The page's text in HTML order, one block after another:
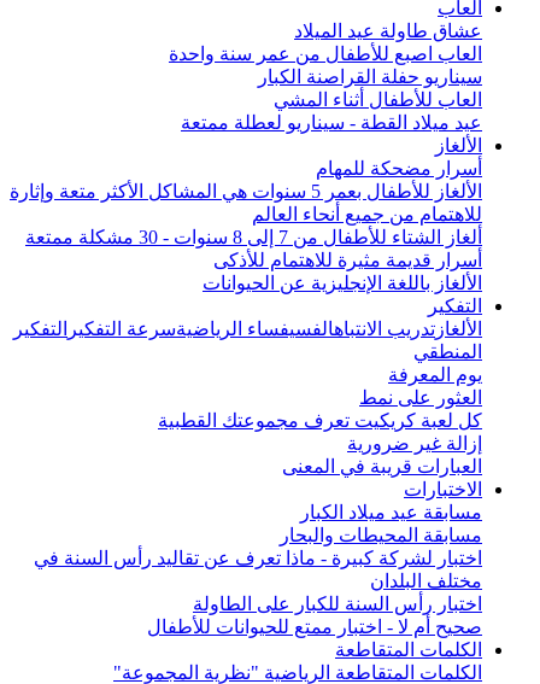
ألعاب
عشاق طاولة عيد الميلاد
العاب اصبع للأطفال من عمر سنة واحدة
سيناريو حفلة القراصنة الكبار
العاب للأطفال أثناء المشي
عيد ميلاد القطة - سيناريو لعطلة ممتعة
الألغاز
أسرار مضحكة للمهام
الألغاز للأطفال بعمر 5 سنوات هي المشاكل الأكثر متعة وإثارة
للاهتمام من جميع أنحاء العالم
ألغاز الشتاء للأطفال من 7 إلى 8 سنوات - 30 مشكلة ممتعة
أسرار قديمة مثيرة للاهتمام للأذكى
الألغاز باللغة الإنجليزية عن الحيوانات
التفكير
الألغاز تدريب الانتباهالفسيفساء الرياضيةسرعة التفكير التفكير
المنطقي
يوم المعرفة
العثور على نمط
كل لعبة كريكيت تعرف مجموعتك القطبية
إزالة غير ضرورية
العبارات قريبة في المعنى
الاختبارات
مسابقة عيد ميلاد الكبار
مسابقة المحيطات والبحار
اختبار لشركة كبيرة - ماذا تعرف عن تقاليد رأس السنة في
مختلف البلدان
اختبار رأس السنة للكبار على الطاولة
صحيح أم لا - اختبار ممتع للحيوانات للأطفال
الكلمات المتقاطعة
الكلمات المتقاطعة الرياضية "نظرية المجموعة"